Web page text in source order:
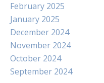
February 2025
January 2025
December 2024
November 2024
October 2024
September 2024